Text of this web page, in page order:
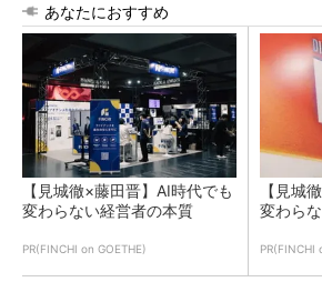
あなたにおすすめ
【見城徹×藤田晋】AI時代でも
変わらない経営者の本質
PR(FINCHI on GOETHE)
【見城
変わら
PR(FINCHI